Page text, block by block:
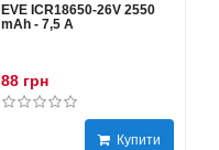
EVE ICR18650-26V 2550
mAh - 7,5 А
88 грн
Купити